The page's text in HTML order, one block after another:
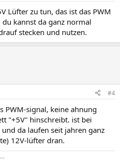
Lüfter zu tun, das ist das PWM
kannst da ganz normal
stecken und nutzen.
#4
PWM-signal, keine ahnung
"+5V" hinschreibt. ist bei
da laufen seit jahren ganz
12V-lüfter dran.